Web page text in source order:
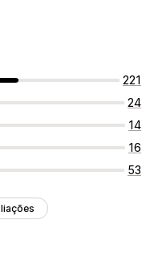
221
24
14
16
53